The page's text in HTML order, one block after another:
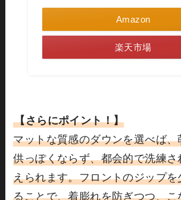
Amazon
楽天市場
【さらにポイント！】
マットな質感のダウンを選べば
供っぽくならず、都会的で洗練
えられます。フロントのジップ
ることで、着膨れを防ぎつつ、